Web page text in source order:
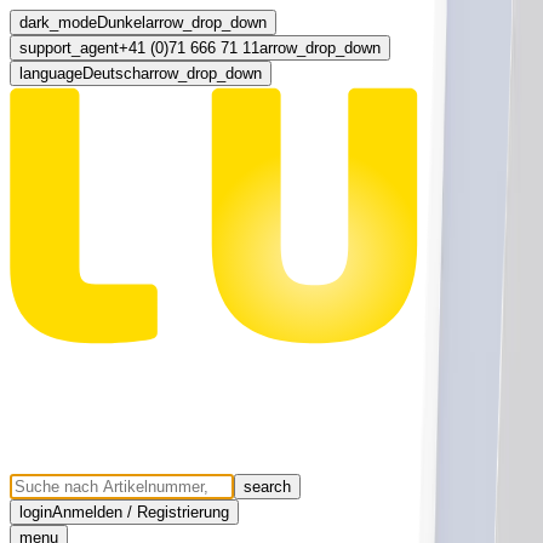
dark_modeDunkel arrow_drop_down
support_agent+41 (0)71 666 71 11arrow_drop_down
languageDeutscharrow_drop_down
search
loginAnmelden / Registrierung
menu